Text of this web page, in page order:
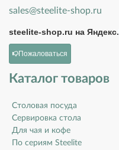
sales@steelite-shop.ru
steelite-shop.ru на Яндекс.
Пожаловаться
Каталог товаров
Столовая посуда
Сервировка стола
Для чая и кофе
По сериям Steelite